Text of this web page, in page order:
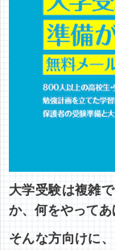
大学受験は複雑
か、何をやって
そんな方向けに